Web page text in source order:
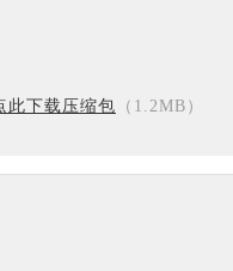
此下载压缩包 （1.2MB）